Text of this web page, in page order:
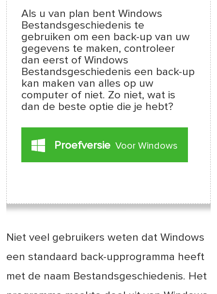
Als u van plan bent Windows
Bestandsgeschiedenis te
gebruiken om een back-up van uw
gegevens te maken, controleer
dan eerst of Windows
Bestandsgeschiedenis een back-up
kan maken van alles op uw
computer of niet. Zo niet, wat is
dan de beste optie die je hebt?
Proefversie Voor Windows
Niet veel gebruikers weten dat Windows
een standaard back-upprogramma heeft
met de naam Bestandsgeschiedenis. Het